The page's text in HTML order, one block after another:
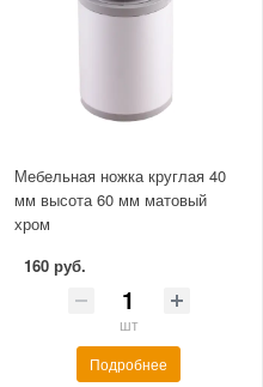
Мебельная ножка круглая 40
мм высота 60 мм матовый
хром
160 руб.
шт
Подробнее